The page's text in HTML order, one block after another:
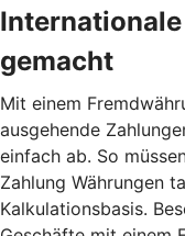
gemacht
Mit einem
ausgehende
einfach ab. So
Zahlung Währungen
Kalkulationsbasis.